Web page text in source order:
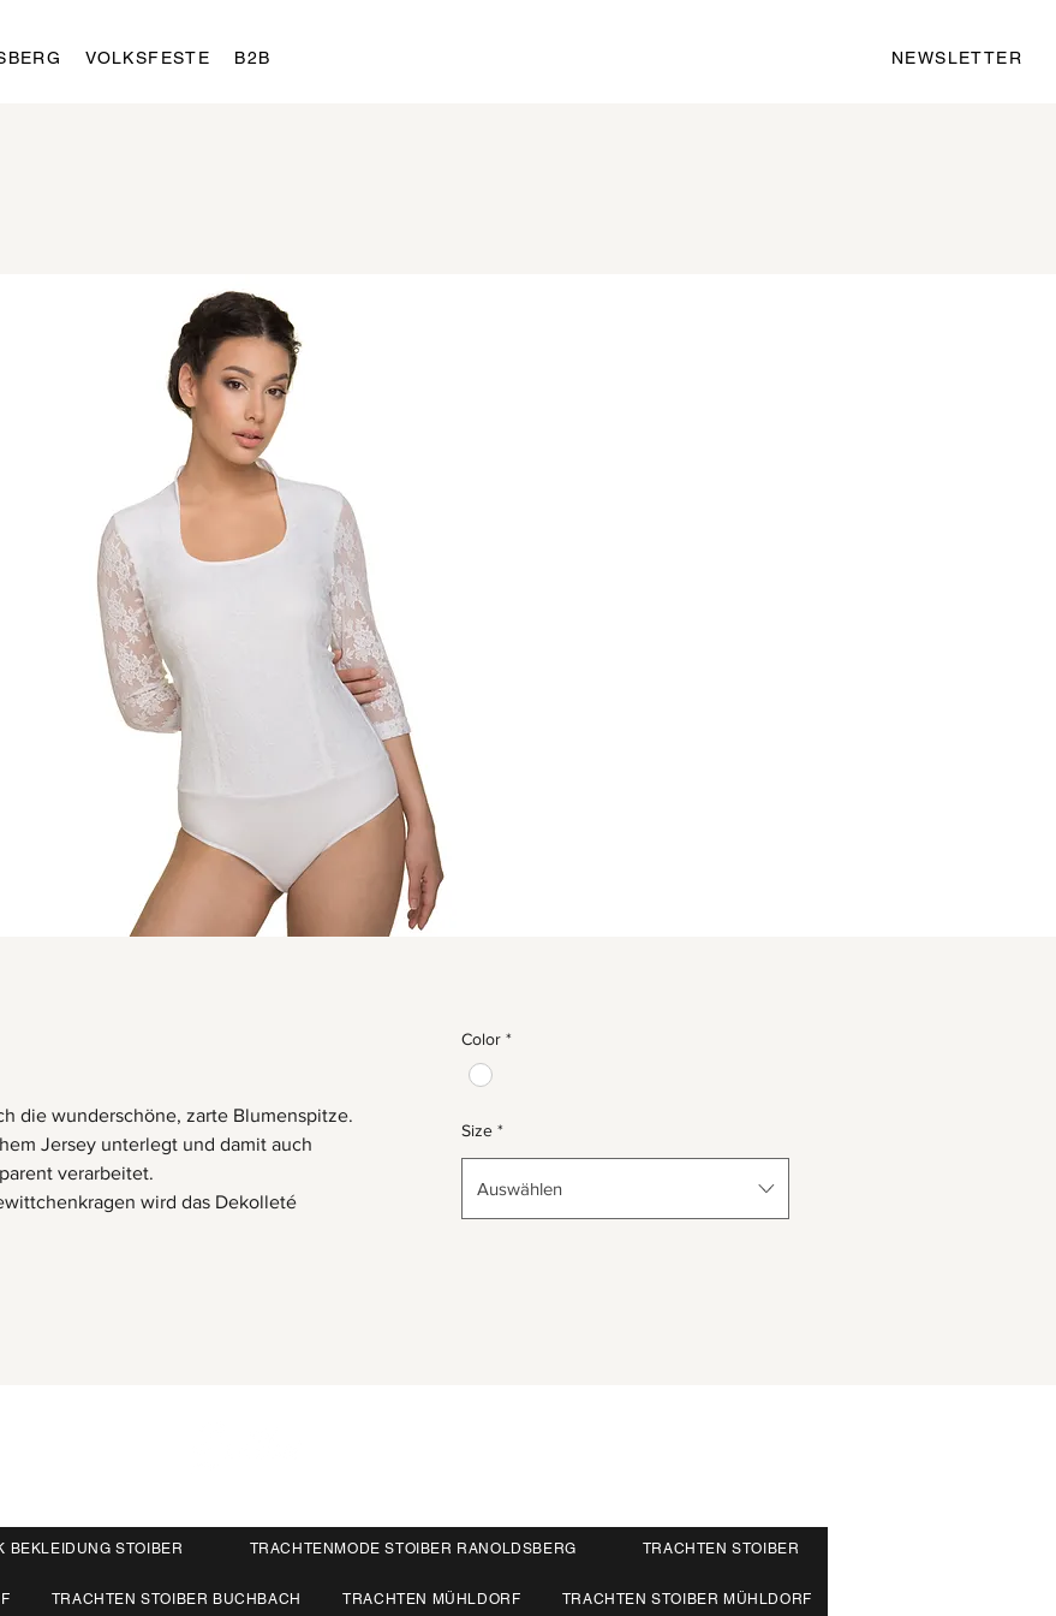
VOLKSFESTE B2B NEWSLETTER
die wunderschöne, zarte Blumenspitze.
Jersey unterlegt und damit auch
verarbeitet.
wird das Dekolleté
Color *
Size *
Auswählen
BEKLEIDUNG STOIBER TRACHTENMODE STOIBER RANOLDSBERG TRACHTEN STOIBER
TRACHTEN STOIBER BUCHBACH TRACHTEN MÜHLDORF TRACHTEN STOIBER MÜHLDORF